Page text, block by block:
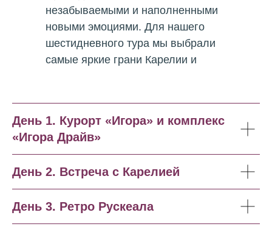
незабываемыми и наполненными
новыми эмоциями. Для нашего
шестидневного тура мы выбрали
самые яркие грани Карелии и
День 1. Курорт «Игора» и комплекс
«Игора Драйв»
День 2. Встреча с Карелией
День 3. Ретро Рускеала